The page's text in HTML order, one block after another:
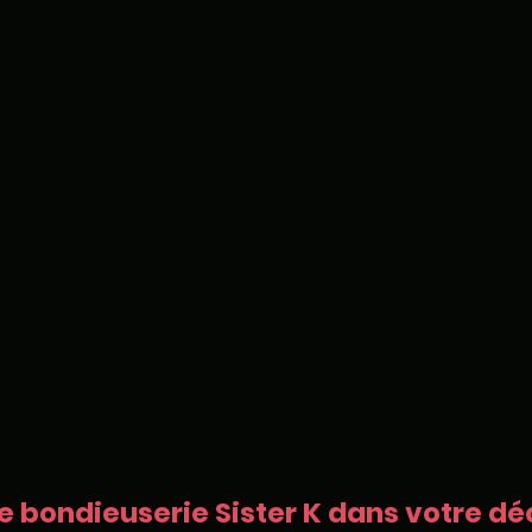
bondieuserie Sister K dans votre